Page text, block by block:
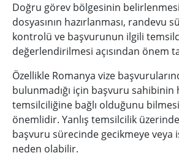
Doğru görev bölgesinin
dosyasının hazırlanması, randevu
kontrolü ve başvurunun ilgili
değerlendirilmesi açısından önem
Özellikle Romanya vize
bulunmadığı için başvuru sahibinin
temsilciliğine bağlı olduğunu
önemlidir. Yanlış temsilcilik
başvuru sürecinde gecikmeye veya
neden olabilir.